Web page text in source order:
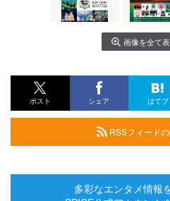
画像を全て表
ポスト シェア はてブ
RSSフィード
多彩なエンタメ情報